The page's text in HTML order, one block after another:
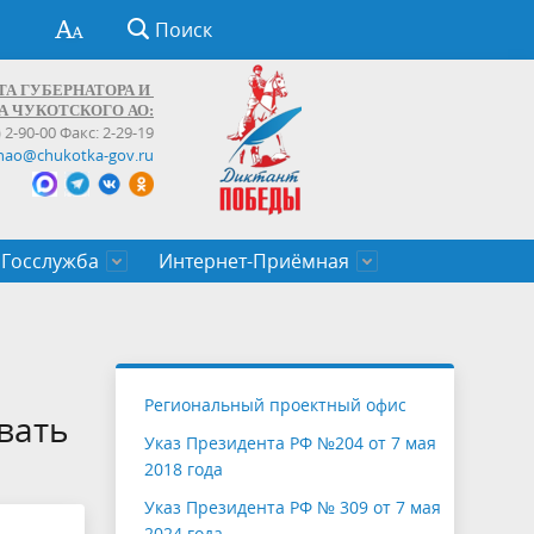
Поиск
ГУБЕРНАТОРА И
ЧУКОТСКОГО АО:
2-90-00 Факс: 2-29-19
gov.ru
Госслужба
служащих Чукотского автономного
Интернет-Приёмная
Региональный проектный офис
Указ Президента РФ №204 от 7 мая
2018 года
Указ Президента РФ № 309 от 7 мая